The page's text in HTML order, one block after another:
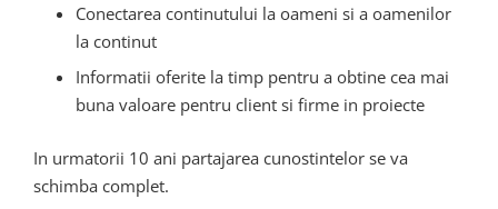
Conectarea continutului la oameni si a oamenilor
la continut
Informatii oferite la timp pentru a obtine cea mai
buna valoare pentru client si firme in proiecte
In urmatorii 10 ani partajarea cunostintelor se va
schimba complet.